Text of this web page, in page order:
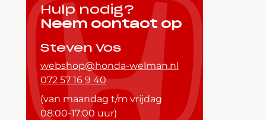
Contact
Hulp nodig?
Neem contact op
Steven Vos
webshop@honda-welman.nl
072 57 16 9 40
(van maandag t/m vrijdag
08:00-17:00 uur)